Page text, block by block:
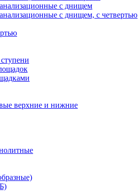
с днищем
с днищем, с четвертью
верхние и нижние